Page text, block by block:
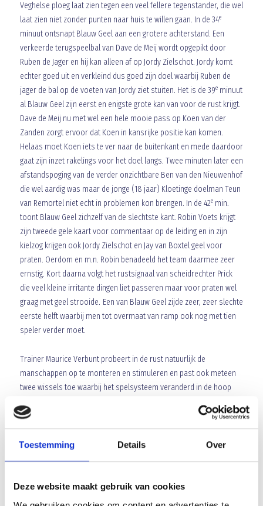
Toestemming Details Over
Deze website maakt gebruik van cookies
Veghelse ploeg laat zien tegen een veel fellere tegenstander, die wel
laat zien niet zonder punten naar huis te willen gaan. In de 34e
minuut ontsnapt Blauw Geel aan een grotere achterstand. Een
verkeerde terugspeelbal van Dave de Meij wordt opgepikt door
Ruben de Jager en hij kan alleen af op Jordy Zielschot. Jordy komt
echter goed uit en verkleind dus goed zijn doel waarbij Ruben de
jager de bal op de voeten van Jordy ziet stuiten. Het is de 39eminuut
al Blauw Geel zijn eerst en enigste grote kan van voor de rust krijgt.
Dave de Meij nu met wel een hele mooie pass op Koen van der
Zanden zorgt ervoor dat Koen in kansrijke positie kan komen.
Helaas moet Koen iets te ver naar de buitenkant en mede daardoor
gaat zijn inzet rakelings voor het doel langs. Twee minuten later een
afstandspoging van de verder onzichtbare Ben van den Nieuwenhof
die wel aardig was maar de jonge (18 jaar) Kloetinge doelman Teun
van Remortel niet echt in problemen kon brengen. In de 42emin.
toont Blauw Geel zichzelf van de slechtste kant. Robin Voets krijgt
zijn tweede gele kaart voor commentaar op de leiding en in zijn
kielzog krijgen ook Jordy Zielschot en Jay van Boxtel geel voor
praten. Oerdom en m.n. Robin benadeeld het team daarmee zeer
ernstig. Kort daarna volgt het rustsignaal van scheidrechter Prick
die veel kleine irritante dingen liet passeren maar voor praten wel
graag met geel strooide. Een van Blauw Geel zijde zeer, zeer slechte
eerste helft waarbij men tot overmaat van ramp ook nog met tien
speler verder moet.
Trainer Maurice Verbunt probeert in de rust natuurlijk de
manschappen op te monteren en stimuleren en past ook meteen
twee wissels toe waarbij het spelsysteem veranderd in de hoop
aanval waarbij Jay van Boxtel gevaarlijk mee is opgestoomd maar
bij de afronding hij de bal geheel verkeerd lijkt te raken. Een minuut
later kunnen alle plannen en beste bedoelingen de prullenbak in.
tegen Jay van Boxtel aan waarna de bal over de doellijn in het doel
verdwijnt: 0-2. Gezien het eigen spel uit de eerste helft in